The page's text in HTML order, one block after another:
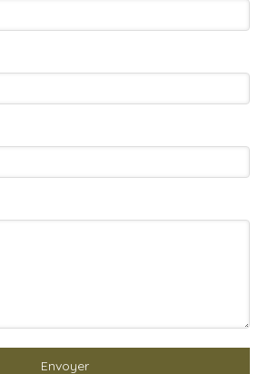
Envoyer